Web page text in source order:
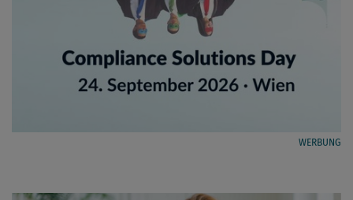
WERBUNG